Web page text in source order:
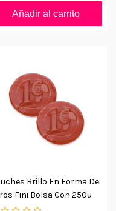
Añadir al carrito
Brillo En Forma De
Fini Bolsa Con 250u